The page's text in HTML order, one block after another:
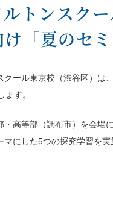
トンスク
「夏のセ
ール東京校（渋谷区）は
す。
高等部（調布市）を会場
にした5つの探究学習を